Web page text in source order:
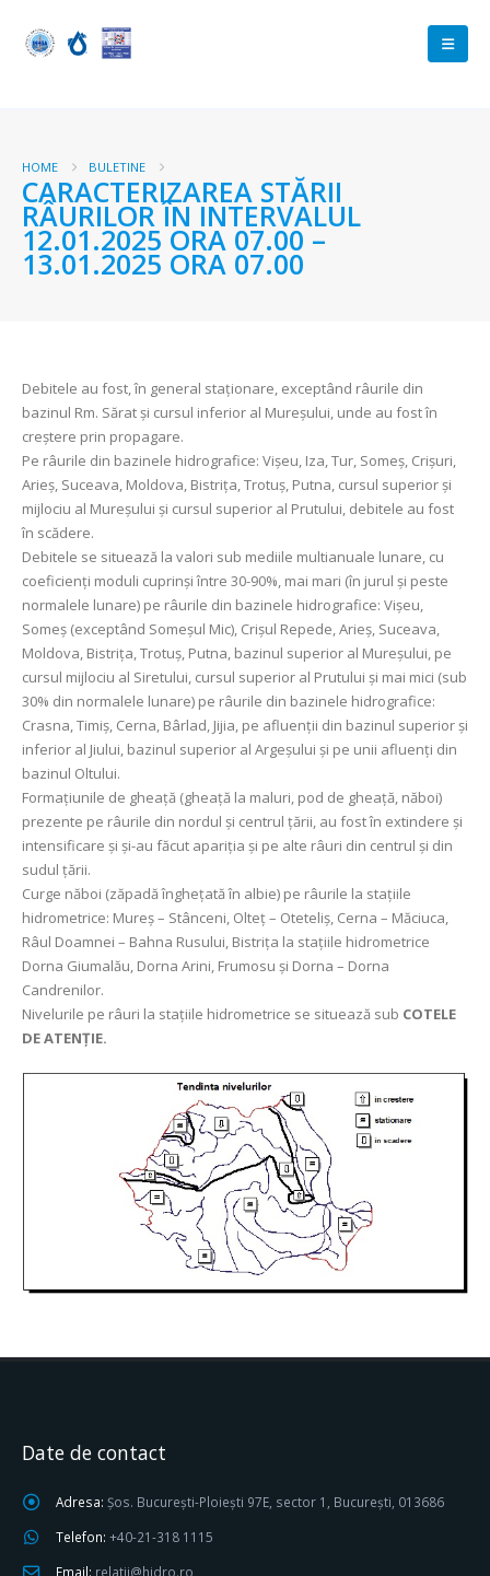
HOME BULETINE
CARACTERIZAREA STĂRII
RÂURILOR ÎN INTERVALUL
12.01.2025 ORA 07.00 –
13.01.2025 ORA 07.00
Debitele au fost, în general staționare, exceptând râurile din
bazinul Rm. Sărat şi cursul inferior al Mureşului, unde au fost în
creştere prin propagare.
Pe râurile din bazinele hidrografice: Vișeu, Iza, Tur, Someș, Crișuri,
Arieș, Suceava, Moldova, Bistrița, Trotuş, Putna, cursul superior şi
mijlociu al Mureşului şi cursul superior al Prutului, debitele au fost
în scădere.
Debitele se situează la valori sub mediile multianuale lunare, cu
coeficienți moduli cuprinși între 30-90%, mai mari (în jurul și peste
normalele lunare) pe râurile din bazinele hidrografice: Vișeu,
Someș (exceptând Someșul Mic), Crișul Repede, Arieș, Suceava,
Moldova, Bistrița, Trotuş, Putna, bazinul superior al Mureșului, pe
cursul mijlociu al Siretului, cursul superior al Prutului și mai mici (sub
30% din normalele lunare) pe râurile din bazinele hidrografice:
Crasna, Timiș, Cerna, Bârlad, Jijia, pe afluenții din bazinul superior şi
inferior al Jiului, bazinul superior al Argeşului și pe unii afluenți din
bazinul Oltului.
Formațiunile de gheață (gheață la maluri, pod de gheață, năboi)
prezente pe râurile din nordul şi centrul țării, au fost în extindere și
intensificare şi şi-au făcut apariția şi pe alte râuri din centrul şi din
sudul țării.
Curge năboi (zăpadă înghețată în albie) pe râurile la stațiile
hidrometrice: Mureş – Stânceni, Olteț – Oteteliş, Cerna – Măciuca,
Râul Doamnei – Bahna Rusului, Bistrița la stațiile hidrometrice
Dorna Giumalău, Dorna Arini, Frumosu şi Dorna – Dorna
Candrenilor.
Nivelurile pe râuri la stațiile hidrometrice se situează sub COTELE
DE ATENȚIE.
Date de contact
Adresa: Șos. București-Ploiești 97E, sector 1, București, 013686
Telefon: +40-21-318 1115
Email: relatii@hidro.ro